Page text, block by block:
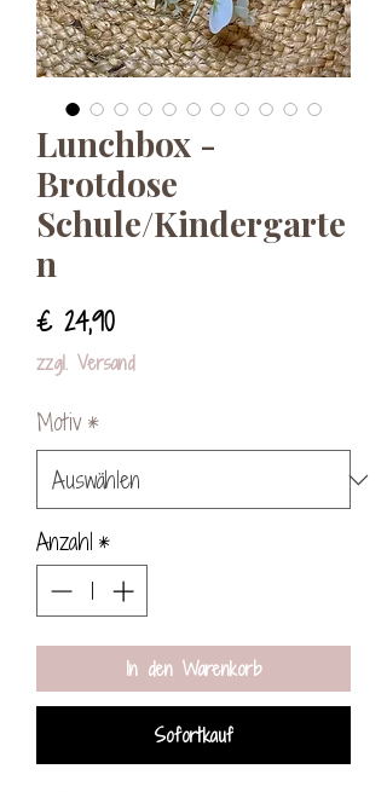
Lunchbox -
Brotdose
Schule/Kindergarte
n
€ 24,90Preis
zzgl. Versand
Motiv*
Anzahl *
In den Warenkorb
Sofortkauf